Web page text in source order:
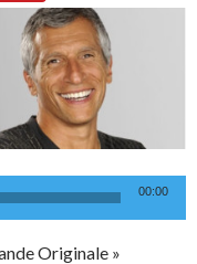
00:00
Originale »